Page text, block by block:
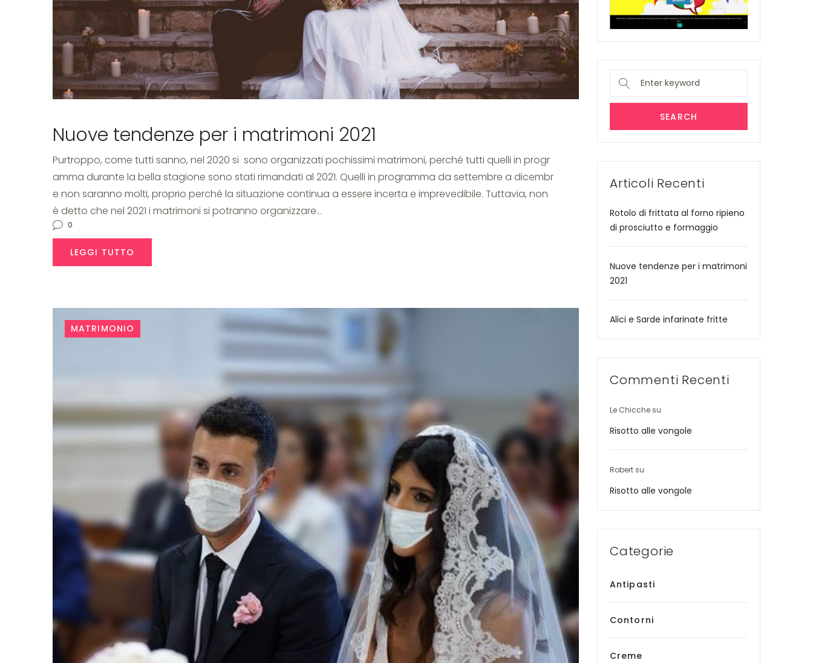
Nuove tendenze per i matrimoni 2021
Purtroppo, come tutti sanno, nel 2020 si sono organizzati pochissimi matrimoni, perché tutti quelli in progr
amma durante la bella stagione sono stati rimandati al 2021. Quelli in programma da settembre a dicembr
e non saranno molti, proprio perché la situazione continua a essere incerta e imprevedibile. Tuttavia, non
è detto che nel 2021 i matrimoni si potranno organizzare…
0
LEGGI TUTTO
MATRIMONIO
Search
SEARCH
Articoli Recenti
Rotolo di frittata al forno ripieno
di prosciutto e formaggio
Nuove tendenze per i matrimoni
2021
Alici e Sarde infarinate fritte
Commenti Recenti
Le Chicche su
Risotto alle vongole
Robert su
Risotto alle vongole
Categorie
Antipasti
Contorni
Creme